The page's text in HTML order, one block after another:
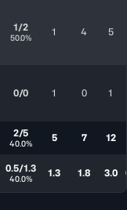
1/2
50.0% 1 4 5
0/0 1 0 1
2/5
40.0% 5 7 12
0.5/1.3
40.0% 1.3 1.8 3.0